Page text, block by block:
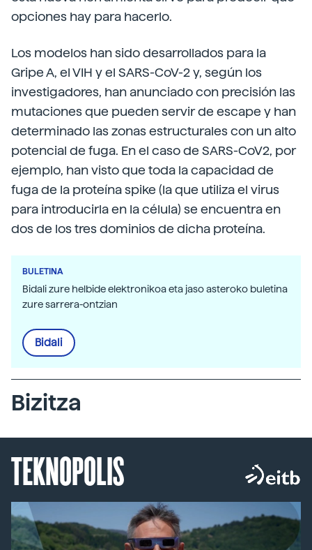
opciones hay para hacerlo.
Los modelos han sido desarrollados para la
Gripe A, el VIH y el SARS-CoV-2 y, según los
investigadores, han anunciado con precisión las
mutaciones que pueden servir de escape y han
determinado las zonas estructurales con un alto
potencial de fuga. En el caso de SARS-CoV2, por
ejemplo, han visto que toda la capacidad de
fuga de la proteína spike (la que utiliza el virus
para introducirla en la célula) se encuentra en
dos de los tres dominios de dicha proteína.
BULETINA
Bidali zure helbide elektronikoa eta jaso asteroko buletina
zure sarrera-ontzian
Bidali
Bizitza
TEKNOPOLIS